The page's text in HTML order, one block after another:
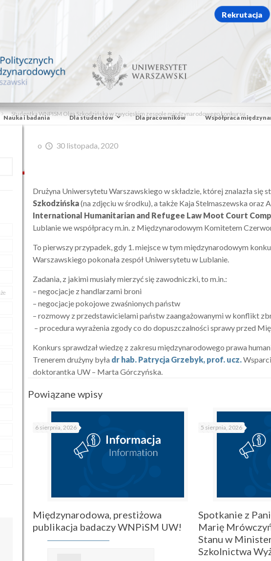
Rekrutacja
Nauka i badania Dla studentów Dla pracowników Współpraca
Studentka WNPISM Olga Szkodzińska w zwycięskim zespole międzynarodowego konkursu
o 30 listopada, 2020
Drużyna Uniwersytetu Warszawskiego w składzie, której znalazła
Szkodzińska(na zdjęciu w środku), a także Kaja Stelmaszewska
International Humanitarian and Refugee Law Moot Court
Lublanie we współpracy m.in. z Międzynarodowym Komitetem
To pierwszy przypadek, gdy 1. miejsce w tym międzynarodowym
Warszawskiego pokonała zespół Uniwersytetu w Lublanie.
Zadania, z jakimi musiały mierzyć się zawodniczki, to m.in.:
– negocjacje z handlarzami broni
– negocjacje pokojowe zwaśnionych państw
– rozmowy z przedstawicielami państw zaangażowanymi w konflikt
– procedura wyrażenia zgody co do dopuszczalności sprawy przed
Konkurs sprawdzał wiedzę z zakresu międzynarodowego prawa
Trenerem drużyny była dr hab. Patrycja Grzebyk, prof. ucz.
doktorantka UW – Marta Górczyńska.
Powiązane wpisy
6 sierpnia, 2026
Międzynarodowa, prestiżowa
publikacja badaczy WNPiSM UW!
5 sierpnia, 2026
Spotkanie z
Marię
Stanu w
Szkolnictwa